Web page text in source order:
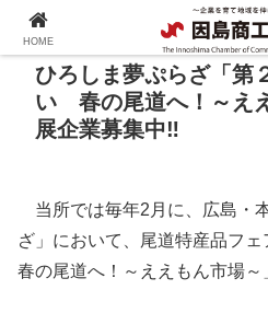
ひろしま夢ぷらざ「第
い 春の尾道へ！～え
展企業募集中‼
当所では毎年2月に、広島・
ざ」において、尾道特産品フ
春の尾道へ！～ええもん市場～
HOME